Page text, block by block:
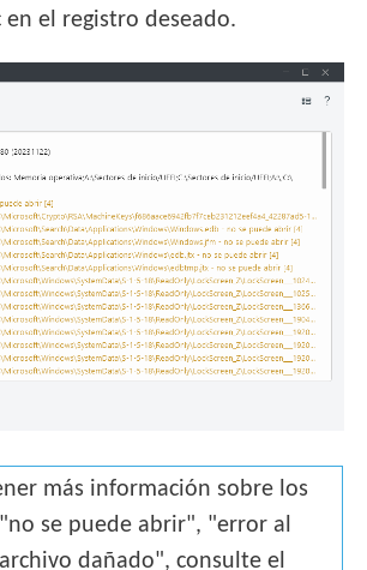
en el registro deseado.
más información sobre los
se puede abrir", "error al
dañado", consulte el